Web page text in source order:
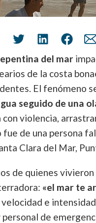
del mar
de la costa
El fenómeno
seguido de una
con violencia,
fue de una persona
Clara del Mar,
de quienes
«el mar te
e
de